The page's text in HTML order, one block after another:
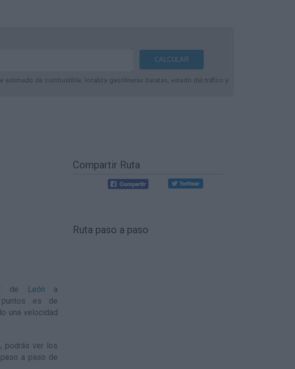
de combustible, localiza gasolineras baratas, estado del tráfico y
de León a
es de
una velocidad
podrás ver los
a paso de
Compartir Ruta
Ruta paso a paso